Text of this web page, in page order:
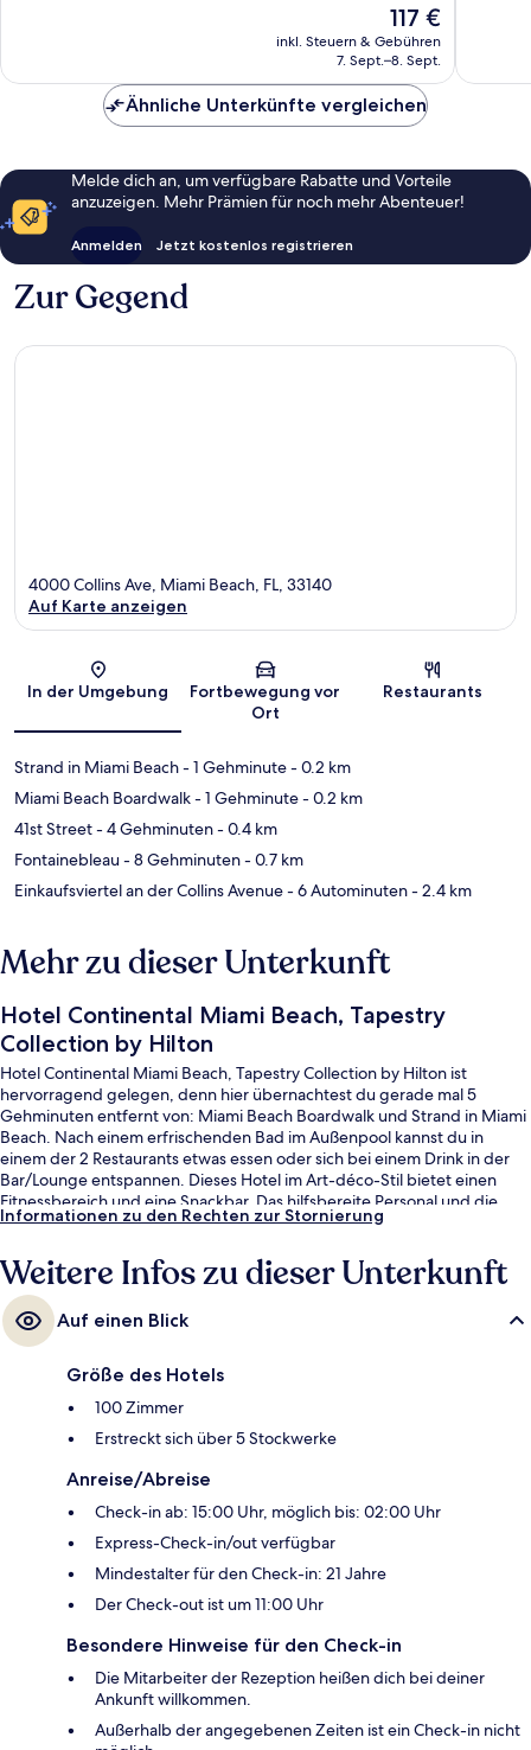
Der
Preis
beträgt
117 €
inkl. Steuern & Gebühren
7. Sept.–8. Sept.
Ähnliche Unterkünfte vergleichen
Melde dich an, um verfügbare Rabatte und Vorteile
anzuzeigen. Mehr Prämien für noch mehr Abenteuer!
Anmelden Jetzt kostenlos registrieren
Zur Gegend
Karte
4000 Collins Ave, Miami Beach, FL, 33140
Auf Karte anzeigen
In der Umgebung
Fortbewegung vor
Ort
Restaurants
Strand in Miami Beach- 1 Gehminute- 0.2 km
Miami Beach Boardwalk- 1 Gehminute- 0.2 km
41st Street- 4 Gehminuten- 0.4 km
Fontainebleau- 8 Gehminuten- 0.7 km
Einkaufsviertel an der Collins Avenue- 6 Autominuten- 2.4 km
Mehr zu dieser Unterkunft
Hotel Continental Miami Beach, Tapestry
Collection by Hilton
Hotel Continental Miami Beach, Tapestry Collection by Hilton ist
hervorragend gelegen, denn hier übernachtest du gerade mal 5
Gehminuten entfernt von: Miami Beach Boardwalk und Strand in Miami
Beach. Nach einem erfrischenden Bad im Außenpool kannst du in
einem der 2 Restaurants etwas essen oder sich bei einem Drink in der
Bar/Lounge entspannen. Dieses Hotel im Art-déco-Stil bietet einen
Fitnessbereich und eine Snackbar. Das hilfsbereite Personal und die
Lage in Strandnähe erhalten tolle Bewertungen von anderen
Informationen zu den Rechten zur Stornierung
Weitere Infos zu dieser Unterkunft
Auf einen Blick
Größe des Hotels
100 Zimmer
Erstreckt sich über 5 Stockwerke
Anreise/Abreise
Check-in ab: 15:00 Uhr, möglich bis: 02:00 Uhr
Express-Check-in/out verfügbar
Mindestalter für den Check-in: 21 Jahre
Der Check-out ist um 11:00 Uhr
Besondere Hinweise für den Check-in
Die Mitarbeiter der Rezeption heißen dich bei deiner
Ankunft willkommen.
Außerhalb der angegebenen Zeiten ist ein Check-in nicht